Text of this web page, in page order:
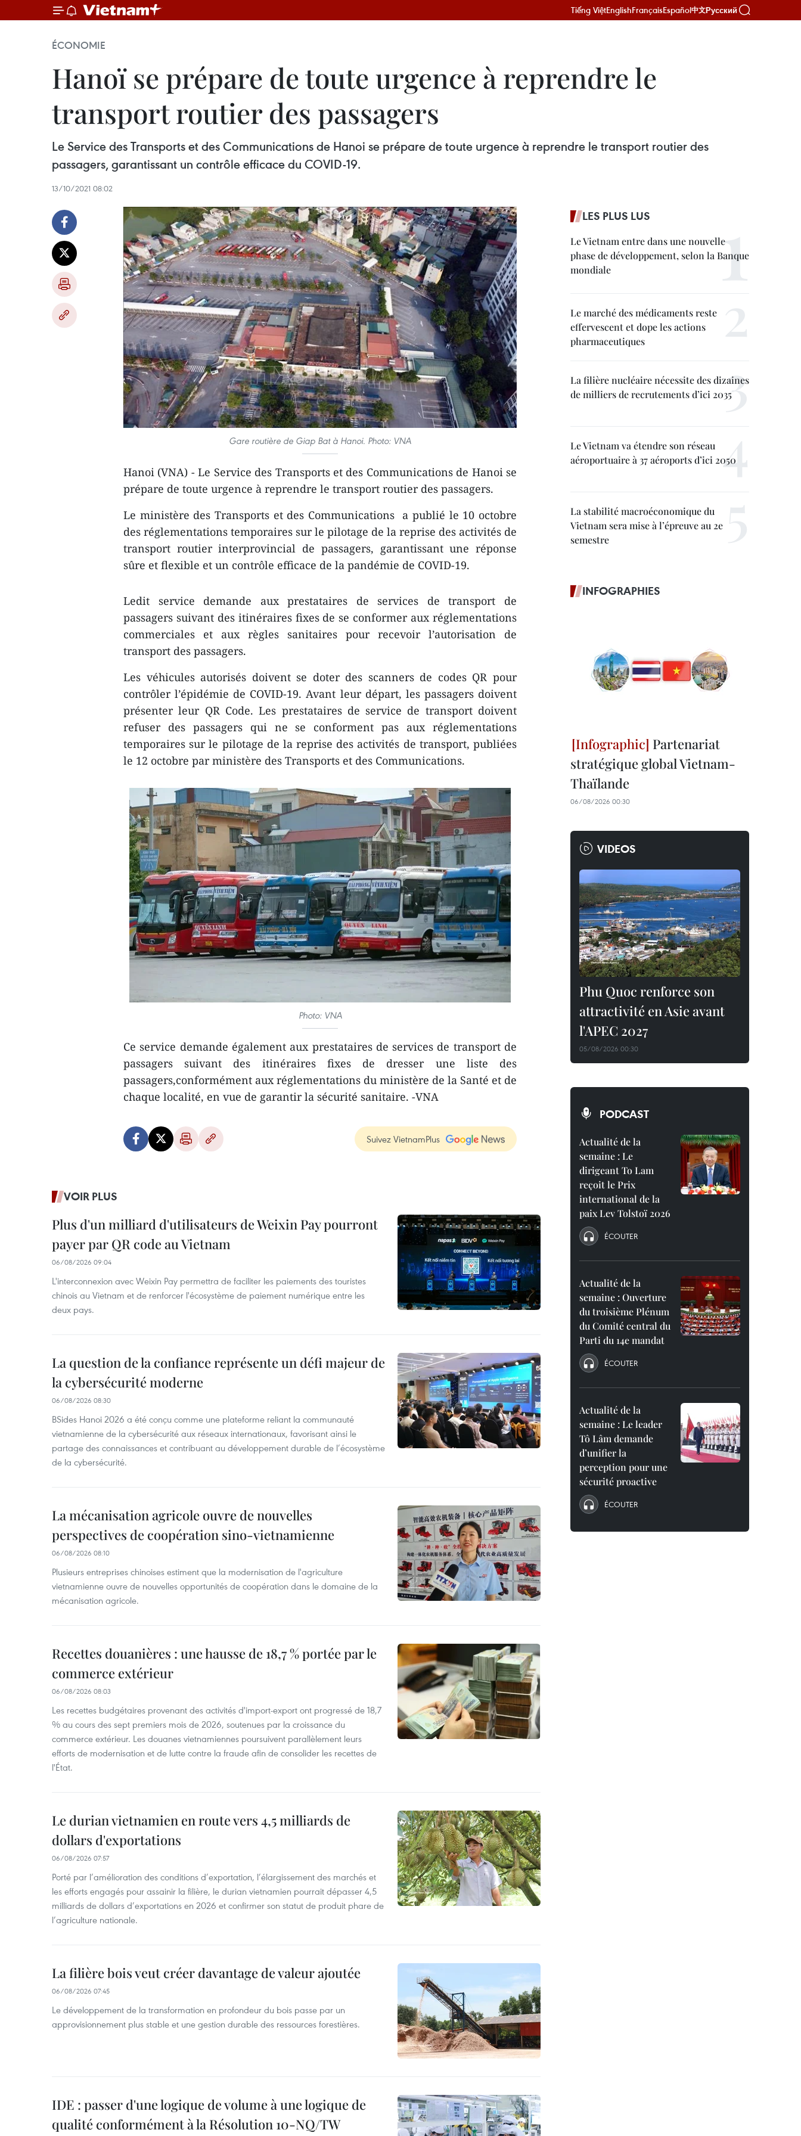
Tiếng ViệtEnglishFrançaisEspañol中文Русский
ÉCONOMIE
Hanoï se prépare de toute urgence à reprendre le
transport routier des passagers
Le Service des Transports et des Communications de Hanoi se prépare de toute urgence à reprendre le transport routier des
passagers, garantissant un contrôle efficace du COVID-19.
13/10/2021 08:02
Gare routière de Giap Bat à Hanoi. Photo: VNA
Hanoi (VNA) - Le Service des Transports et des Communications de Hanoi se
prépare de toute urgence à reprendre le transport routier des passagers.
Le ministère des Transports et des Communications a publié le 10 octobre
des réglementations temporaires sur le pilotage de la reprise des activités de
transport routier interprovincial de passagers, garantissant une réponse
sûre et flexible et un contrôle efficace de la pandémie de COVID-19.
Ledit service demande aux prestataires de services de transport de
passagers suivant des itinéraires fixes de se conformer aux réglementations
commerciales et aux règles sanitaires pour recevoir l’autorisation de
transport des passagers.
Les véhicules autorisés doivent se doter des scanners de codes QR pour
contrôler l’épidémie de COVID-19. Avant leur départ, les passagers doivent
présenter leur QR Code. Les prestataires de service de transport doivent
refuser des passagers qui ne se conforment pas aux réglementations
temporaires sur le pilotage de la reprise des activités de transport, publiées
le 12 octobre par ministère des Transports et des Communications.
Photo: VNA
Ce service demande également aux prestataires de services de transport de
passagers suivant des itinéraires fixes de dresser une liste des
passagers,conformément aux réglementations du ministère de la Santé et de
chaque localité, en vue de garantir la sécurité sanitaire. -VNA
Suivez VietnamPlus
VOIR PLUS
Plus d'un milliard d'utilisateurs de Weixin Pay pourront
payer par QR code au Vietnam
06/08/2026 09:04
L'interconnexion avec Weixin Pay permettra de faciliter les paiements des touristes
chinois au Vietnam et de renforcer l'écosystème de paiement numérique entre les
deux pays.
La question de la confiance représente un défi majeur de
la cybersécurité moderne
06/08/2026 08:30
BSides Hanoi 2026 a été conçu comme une plateforme reliant la communauté
vietnamienne de la cybersécurité aux réseaux internationaux, favorisant ainsi le
partage des connaissances et contribuant au développement durable de l’écosystème
de la cybersécurité.
La mécanisation agricole ouvre de nouvelles
perspectives de coopération sino-vietnamienne
06/08/2026 08:10
Plusieurs entreprises chinoises estiment que la modernisation de l'agriculture
vietnamienne ouvre de nouvelles opportunités de coopération dans le domaine de la
mécanisation agricole.
Recettes douanières : une hausse de 18,7 % portée par le
commerce extérieur
06/08/2026 08:03
Les recettes budgétaires provenant des activités d'import-export ont progressé de 18,7
% au cours des sept premiers mois de 2026, soutenues par la croissance du
commerce extérieur. Les douanes vietnamiennes poursuivent parallèlement leurs
efforts de modernisation et de lutte contre la fraude afin de consolider les recettes de
l'État.
Le durian vietnamien en route vers 4,5 milliards de
dollars d'exportations
06/08/2026 07:57
Porté par l’amélioration des conditions d’exportation, l’élargissement des marchés et
les efforts engagés pour assainir la filière, le durian vietnamien pourrait dépasser 4,5
milliards de dollars d’exportations en 2026 et confirmer son statut de produit phare de
l’agriculture nationale.
La filière bois veut créer davantage de valeur ajoutée
06/08/2026 07:45
Le développement de la transformation en profondeur du bois passe par un
approvisionnement plus stable et une gestion durable des ressources forestières.
IDE : passer d'une logique de volume à une logique de
qualité conformément à la Résolution 10-NQ/TW
LES PLUS LUS
Le Vietnam entre dans une nouvelle
phase de développement, selon la Banque
mondiale
Le marché des médicaments reste
effervescent et dope les actions
pharmaceutiques
La filière nucléaire nécessite des dizaines
de milliers de recrutements d’ici 2035
Le Vietnam va étendre son réseau
aéroportuaire à 37 aéroports d’ici 2050
La stabilité macroéconomique du
Vietnam sera mise à l’épreuve au 2e
semestre
INFOGRAPHIES
Partenariat
stratégique global Vietnam-
Thaïlande
06/08/2026 00:30
VIDEOS
Phu Quoc renforce son
attractivité en Asie avant
l'APEC 2027
05/08/2026 00:30
PODCAST
Actualité de la
semaine : Le
dirigeant To Lam
reçoit le Prix
international de la
paix Lev Tolstoï 2026
ÉCOUTER
Actualité de la
semaine : Ouverture
du troisième Plénum
du Comité central du
Parti du 14e mandat
ÉCOUTER
Actualité de la
semaine : Le leader
Tô Lâm demande
d’unifier la
perception pour une
sécurité proactive
ÉCOUTER